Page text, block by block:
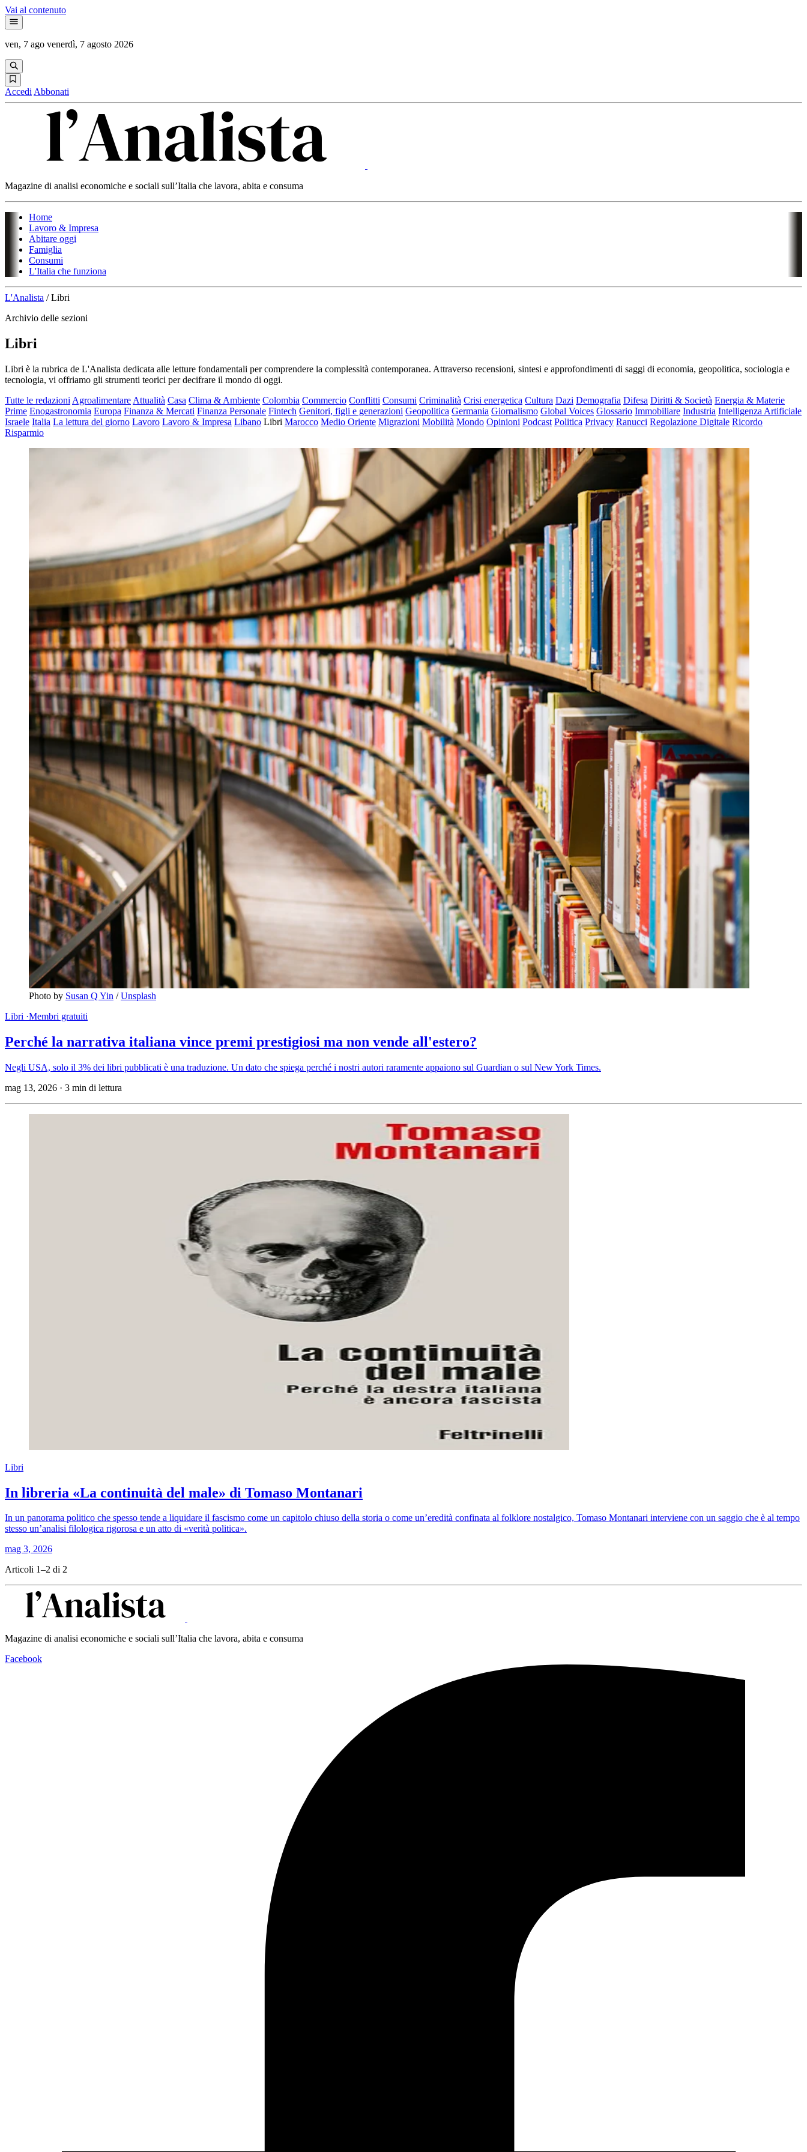
Vai al contenuto
ven, 7 ago venerdì, 7 agosto 2026
Accedi Abbonati
Magazine di analisi economiche e sociali sull’Italia che lavora, abita e consuma
Home
Lavoro & Impresa
Abitare oggi
Famiglia
Consumi
L'Italia che funziona
L'Analista / Libri
Archivio delle sezioni
Libri
Libri è la rubrica de L'Analista dedicata alle letture fondamentali per comprendere la complessità contemporanea. Attraverso recensioni, sintesi e approfondimenti di saggi di economia, geopolitica, sociologia e
tecnologia, vi offriamo gli strumenti teorici per decifrare il mondo di oggi.
Tutte le redazioni Agroalimentare Attualità Casa Clima & Ambiente Colombia Commercio Conflitti Consumi Criminalità Crisi energetica Cultura Dazi Demografia Difesa Diritti & Società Energia & Materie
Prime Enogastronomia Europa Finanza & Mercati Finanza Personale Fintech Genitori, figli e generazioni Geopolitica Germania Giornalismo Global Voices Glossario Immobiliare Industria Intelligenza Artificiale
Israele Italia La lettura del giorno Lavoro Lavoro & Impresa Libano Libri Marocco Medio Oriente Migrazioni Mobilità Mondo Opinioni Podcast Politica Privacy Ranucci Regolazione Digitale Ricordo
Risparmio
Photo by Susan Q Yin / Unsplash
Libri ·Membri gratuiti
Perché la narrativa italiana vince premi prestigiosi ma non vende all'estero?
Negli USA, solo il 3% dei libri pubblicati è una traduzione. Un dato che spiega perché i nostri autori raramente appaiono sul Guardian o sul New York Times.
mag 13, 2026 · 3 min di lettura
Libri
In libreria «La continuità del male» di Tomaso Montanari
In un panorama politico che spesso tende a liquidare il fascismo come un capitolo chiuso della storia o come un’eredità confinata al folklore nostalgico, Tomaso Montanari interviene con un saggio che è al tempo
stesso un’analisi filologica rigorosa e un atto di «verità politica».
mag 3, 2026
Articoli 1–2 di 2
Magazine di analisi economiche e sociali sull’Italia che lavora, abita e consuma
Facebook